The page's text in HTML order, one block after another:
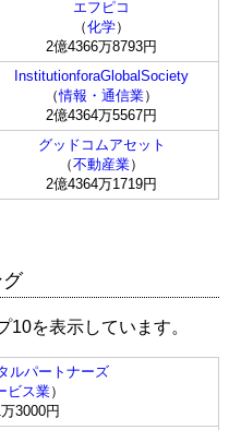
エフピコ
（化学）
2億4366万8793円
InstitutionforaGlobalSociety
（情報・通信業）
2億4364万5567円
グッドコムアセット
（不動産業）
2億4364万1719円
10を表示しています。
ルパートナーズ
ビス業）
3000円